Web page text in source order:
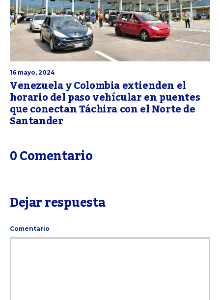
16 mayo, 2024
Venezuela y Colombia extienden el
horario del paso vehícular en puentes
que conectan Táchira con el Norte de
Santander
0 Comentario
Dejar respuesta
Comentario